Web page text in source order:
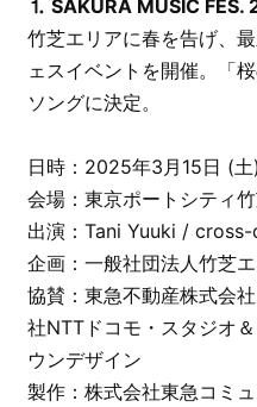
⒈ SAKURA MUSIC FES.
竹芝エリアに春を告げ、
ェスイベントを開催。「
ソングに決定。
日時：2025年3月15日 (
会場：東京ポートシティ
出演：Tani Yuuki /
企画：一般社団法人竹芝
協賛：東急不動産株式会
社NTTドコモ・スタジオ
ウンデザイン
製作：株式会社東急コミ